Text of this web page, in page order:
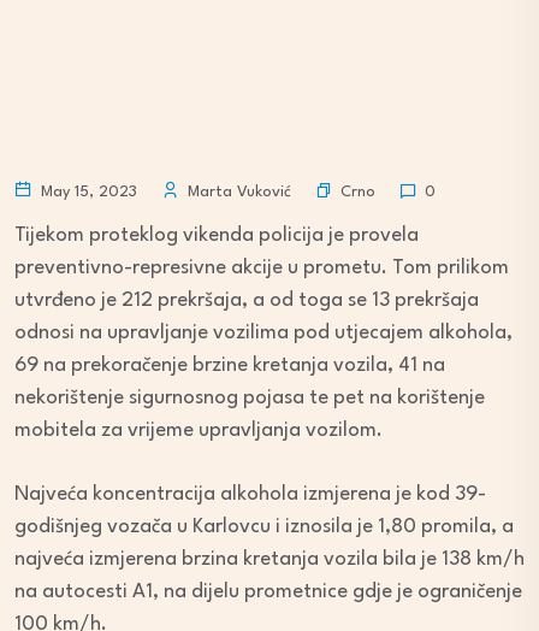
May 15, 2023 Marta Vuković Crno 0
Tijekom proteklog vikenda policija je provela
preventivno-represivne akcije u prometu. Tom prilikom
utvrđeno je 212 prekršaja, a od toga se 13 prekršaja
odnosi na upravljanje vozilima pod utjecajem alkohola,
69 na prekoračenje brzine kretanja vozila, 41 na
nekorištenje sigurnosnog pojasa te pet na korištenje
mobitela za vrijeme upravljanja vozilom.
Najveća koncentracija alkohola izmjerena je kod 39-
godišnjeg vozača u Karlovcu i iznosila je 1,80 promila, a
najveća izmjerena brzina kretanja vozila bila je 138 km/h
na autocesti A1, na dijelu prometnice gdje je ograničenje
100 km/h.